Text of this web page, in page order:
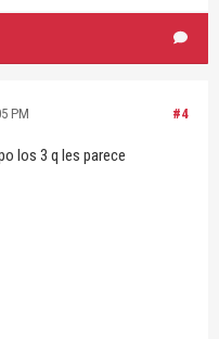
#4
PM
los 3 q les parece